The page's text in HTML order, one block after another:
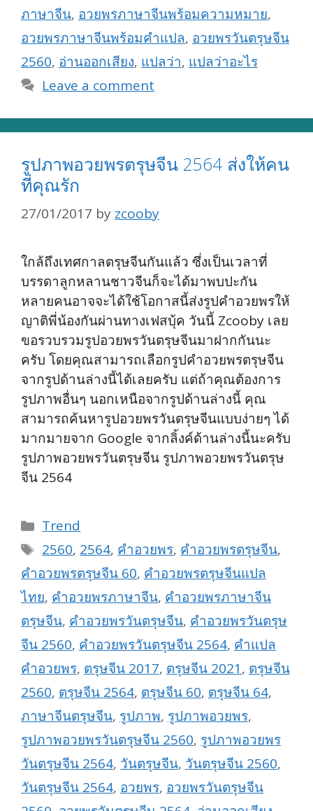
ภาษาจีน, อวยพรภาษาจีนพร้อมความหมาย,
อวยพรภาษาจีนพร้อมคำแปล, อวยพรวันตรุษจีน
2560, อ่านออกเสียง, แปลว่า, แปลว่าอะไร
Leave a comment
รูปภาพอวยพรตรุษจีน 2564 ส่งให้คน
ที่คุณรัก
27/01/2017 by zcooby
ใกล้ถึงเทศกาลตรุษจีนกันแล้ว ซึ่งเป็นเวลาที่
บรรดาลูกหลานชาวจีนก็จะได้มาพบปะกัน
หลายคนอาจจะได้ใช้โอกาสนี้ส่งรูปคำอวยพรให้
ญาติพี่น้องกันผ่านทางเฟสบุ้ค วันนี้ Zcooby เลย
ขอรวบรวมรูปอวยพรวันตรุษจีนมาฝากกันนะ
ครับ โดยคุณสามารถเลือกรูปคำอวยพรตรุษจีน
จากรูปด้านล่างนี้ได้เลยครับ แต่ถ้าคุณต้องการ
รูปภาพอื่นๆ นอกเหนือจากรูปด้านล่างนี้ คุณ
สามารถค้นหารูปอวยพรวันตรุษจีนแบบง่ายๆ ได้
มากมายจาก Google จากลิ้งค์ด้านล่างนี้นะครับ
รูปภาพอวยพรวันตรุษจีน รูปภาพอวยพรวันตรุษ
จีน 2564
Categories
Trend
Tags
2560, 2564, คำอวยพร, คำอวยพรตรุษจีน,
คำอวยพรตรุษจีน 60, คำอวยพรตรุษจีนแปล
ไทย, คำอวยพรภาษาจีน, คำอวยพรภาษาจีน
ตรุษจีน, คำอวยพรวันตรุษจีน, คำอวยพรวันตรุษ
จีน 2560, คำอวยพรวันตรุษจีน 2564, คำแปล
คำอวยพร, ตรุษจีน 2017, ตรุษจีน 2021, ตรุษจีน
2560, ตรุษจีน 2564, ตรุษจีน 60, ตรุษจีน 64,
ภาษาจีนตรุษจีน, รูปภาพ, รูปภาพอวยพร,
รูปภาพอวยพรวันตรุษจีน 2560, รูปภาพอวยพร
วันตรุษจีน 2564, วันตรุษจีน, วันตรุษจีน 2560,
วันตรุษจีน 2564, อวยพร, อวยพรวันตรุษจีน